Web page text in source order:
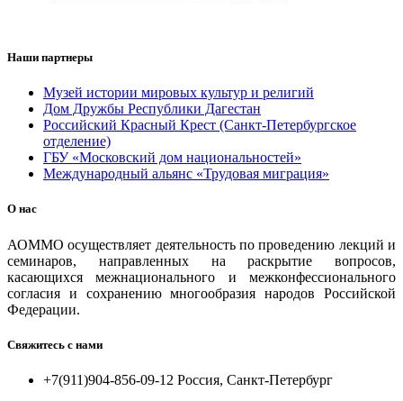
Наши партнеры
Музей истории мировых культур и религий
Дом Дружбы Республики Дагестан
Российский Красный Крест (Санкт-Петербургское
отделение)
ГБУ «Московский дом национальностей»
Международный альянс «Трудовая миграция»
О нас
АОММО осуществляет деятельность по проведению лекций и
семинаров, направленных на раскрытие вопросов,
касающихся межнационального и межконфессионального
согласия и сохранению многообразия народов Российской
Федерации.
Свяжитесь с нами
+7(911)904-856-09-12 Россия, Санкт-Петербург